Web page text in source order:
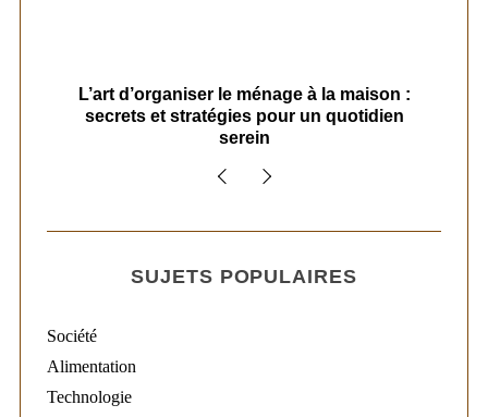
L’art d’organiser le ménage à la maison :
secrets et stratégies pour un quotidien
serein
SUJETS POPULAIRES
Société
Alimentation
Technologie